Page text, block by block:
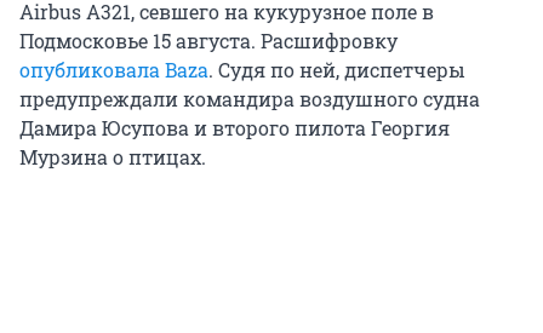
Airbus A321, севшего на кукурузное поле в
Подмосковье 15 августа. Расшифровку
опубликовала Baza. Судя по ней, диспетчеры
предупреждали командира воздушного судна
Дамира Юсупова и второго пилота Георгия
Мурзина о птицах.